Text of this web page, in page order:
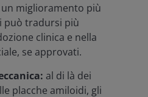
miglioramento più
può tradursi più
clinica e nella
se approvati.
al di là dei
placche amiloidi, gli